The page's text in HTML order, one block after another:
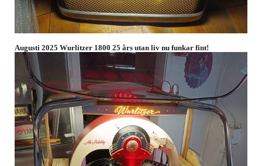
Augusti 2025 Wurlitzer 1800 25 års utan liv nu funkar fint!